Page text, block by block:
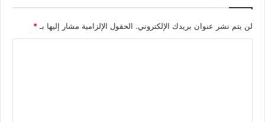
لن يتم نشر عنوان بريدك الإلكتروني. الحقول الإلزامية مشار إليها بـ *